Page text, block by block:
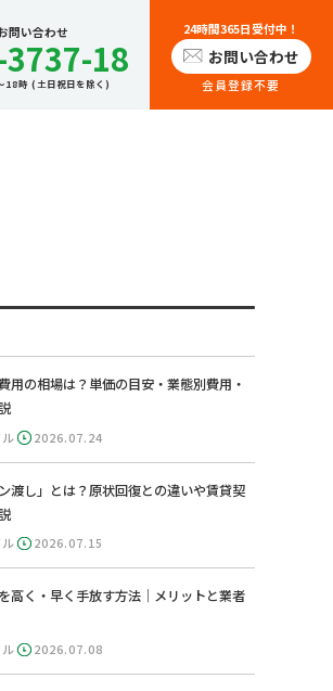
問い合わせ
18
18時 (土日祝日を除く)
24時間365日受付中！
お問い合わせ
会員登録不要
用の相場は？単価の目安・業態別費用・
2026.07.24
渡し」とは？原状回復との違いや賃貸契
2026.07.15
高く・早く手放す方法｜メリットと業者
2026.07.08